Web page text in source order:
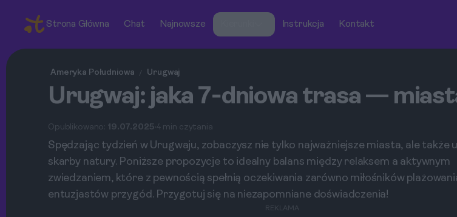
Strona Główna Chat Najnowsze Instrukcja Kontakt
Ameryka Południowa / Urugwaj
Urugwaj: jaka 7‑dniowa trasa —
Opublikowano: 19.07.2025 4 min czytania
Spędzając tydzień w Urugwaju, zobaczysz nie tylko najważniejsze miasta, ale także
skarby natury. Poniższe propozycje to idealny balans między relaksem a aktywnym
zwiedzaniem, które z pewnością spełnią oczekiwania zarówno miłośników
entuzjastów przygód. Przygotuj się na niezapomniane doświadczenia!
REKLAMA